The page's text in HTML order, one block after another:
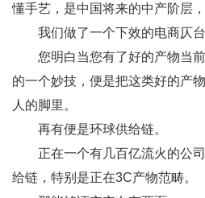
懂手艺，是中国将来的中产阶层，
我们做了一个下效的电商仄台
您明白当您有了好的产物当
的一个妙技，便是把这类好的产
人的脚里。
再有便是环球供给链。
正在一个有几百亿流火的公
给链，特别是正在3C产物范畴。